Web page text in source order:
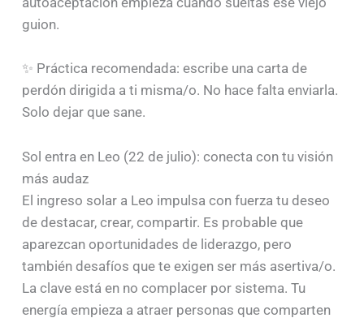
guion.
✨ Práctica recomendada: escribe una carta de
perdón dirigida a ti misma/o. No hace falta enviarla.
Solo dejar que sane.
Sol entra en Leo (22 de julio): conecta con tu visión
más audaz
El ingreso solar a Leo impulsa con fuerza tu deseo
de destacar, crear, compartir. Es probable que
aparezcan oportunidades de liderazgo, pero
también desafíos que te exigen ser más asertiva/o.
La clave está en no complacer por sistema. Tu
energía empieza a atraer personas que comparten